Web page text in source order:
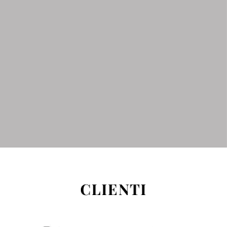
CLIENTI